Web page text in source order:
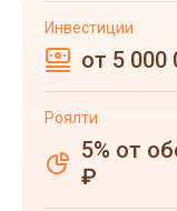
Инвестиции
от 5 000
Роялти
5% от
₽